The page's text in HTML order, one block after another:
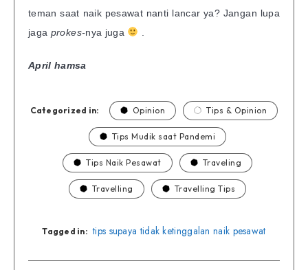
teman saat naik pesawat nanti lancar ya? Jangan lupa
jaga prokes-nya juga
April hamsa
Categorized in: Opinion Tips & Opinion
Tips Mudik saat Pandemi
Tips Naik Pesawat Traveling
Travelling Travelling Tips
Tagged in: tips supaya tidak ketinggalan naik pesawat